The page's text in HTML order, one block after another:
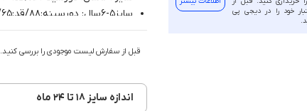
خود را در دیجی پی
سايز٥-٦سال: دورسينه:٨٨/قد:٦٥/استين ازيقه:٤١
قبل از سفارش لیست موجودی را بررسی کنید.
اندازه سایز ۱۸ تا ۲۴ ماه